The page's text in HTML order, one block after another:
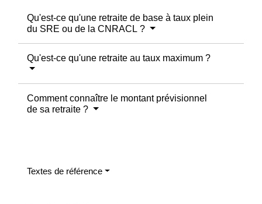
Qu'est-ce qu'une retraite de base à taux plein
du SRE ou de la CNRACL ?
Qu'est-ce qu'une retraite au taux maximum ?
Comment connaître le montant prévisionnel
de sa retraite ?
Textes de référence